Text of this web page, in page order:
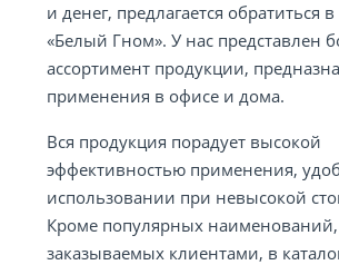
и денег, предлагается обратиться
«Белый Гном». У нас представлен
ассортимент продукции,
применения в офисе и дома.
Вся продукция порадует высокой
эффективностью применения,
использовании при невысокой
Кроме популярных наименований,
заказываемых клиентами, в